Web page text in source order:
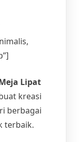
Lipat
kreasi
berbagai
terbaik.